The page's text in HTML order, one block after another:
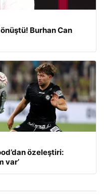
Burhan Can
özeleştiri:
var’